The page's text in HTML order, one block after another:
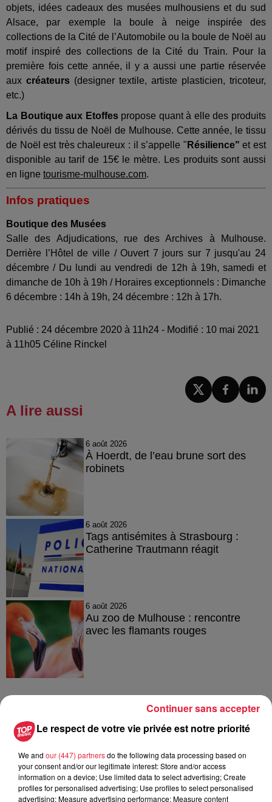
objets, idées cadeaux des musées mulhousiens et du sud
Alsace, par exemple la boule à neige inspirée des
collections de la Cité de l’Automobile ou la boule de Noël au
motif inspiré des collections de la Cité du Train. Pour la
première fois cette année, il y a aussi une partie réservée
aux créateurs (designer textile, artiste plasticien, tricoteur,
etc.)
La Boutique aux Etoffespropose quant à elle des produits
dérivés du tissu de Noël de Mulhouse. Cette année, le tissu
de Noël est très chaleureux : il s’appelle " Résilience" et est
disponible au tarif de 15€ le mètre. Les produits sont aussi
en ligne tourisme-mulhouse.com.
Infos pratiques
Boutique des Musées
Salle des Adjudications, rue des Archives à Mulhouse.
Derrière l’Hôtel de ville / Ouvert 7 jours sur 7 jusqu'au 24
décembre / Du lundi au vendredi de 12h à 19h, samedi et
dimanche de 10h à 19h / Horaires exceptionnels : Dimanche
6 décembre : 14h à 19h, 24 décembre : 12h à 17h.
Publié : 24 décembre 2020 à 11h24 - Modifié : 10 mai 2021
à 11h05 Céline Rinckel
A lire aussi
6 août 2026
À Hoerdt, de l’eau brune sort des
robinets
6 août 2026
Tags antisémites à Strasbourg :
Catherine Trautmann réagit
6 août 2026
Au zoo de Mulhouse : rencontre
avec les flamants rouges
À découvrir également
Le respect de votre vie privée est notre priorité
We and our (447) partnersdo the following data processing based on
your consent and/or our legitimate interest: Store and/or access
information on a device; Use limited data to select advertising; Create
profiles for personalised advertising; Use profiles to select personalised
advertising; Measure advertising performance; Measure content
Continuer sans accepter